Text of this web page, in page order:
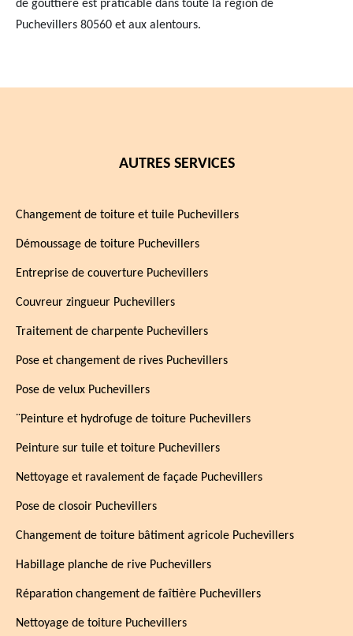
de gouttière est praticable dans toute la région de
Puchevillers 80560 et aux alentours.
AUTRES SERVICES
Changement de toiture et tuile Puchevillers
Démoussage de toiture Puchevillers
Entreprise de couverture Puchevillers
Couvreur zingueur Puchevillers
Traitement de charpente Puchevillers
Pose et changement de rives Puchevillers
Pose de velux Puchevillers
¨Peinture et hydrofuge de toiture Puchevillers
Peinture sur tuile et toiture Puchevillers
Nettoyage et ravalement de façade Puchevillers
Pose de closoir Puchevillers
Changement de toiture bâtiment agricole Puchevillers
Habillage planche de rive Puchevillers
Réparation changement de faîtière Puchevillers
Nettoyage de toiture Puchevillers